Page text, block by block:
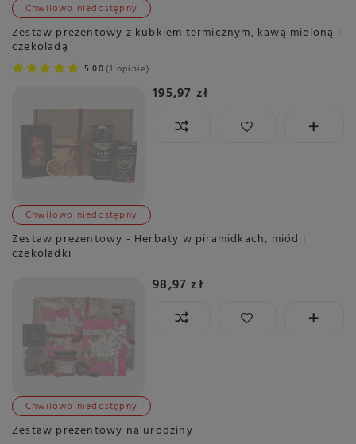
Chwilowo niedostępny
Zestaw prezentowy z kubkiem termicznym, kawą mieloną i
czekoladą
5.00 1 opinie
195,97 zł
Chwilowo niedostępny
Zestaw prezentowy - Herbaty w piramidkach, miód i
czekoladki
98,97 zł
Chwilowo niedostępny
Zestaw prezentowy na urodziny